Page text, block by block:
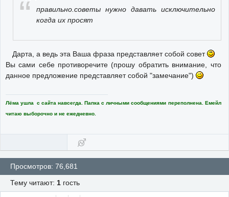
правильно.советы нужно давать исключительно
когда их просят
Дарта, а ведь эта Ваша фраза представляет собой совет
Вы сами себе противоречите (прошу обратить внимание, что
данное предложение представляет собой "замечание")
Лёма ушла с сайта навсегда. Папка с личными сообщениями переполнена. Емейл
читаю выборочно и не ежедневно.
Просмотров: 76,681
Тему читают: 1 гость